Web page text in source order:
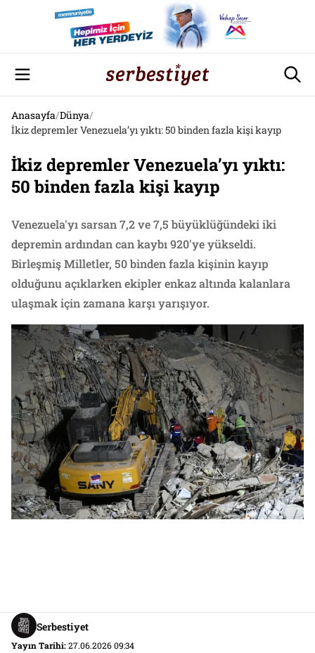
Anasayfa/Dünya/
İkiz depremler Venezuela’yı yıktı: 50 binden fazla kişi kayıp
İkiz depremler Venezuela’yı yıktı:
50 binden fazla kişi kayıp
Venezuela'yı sarsan 7,2 ve 7,5 büyüklüğündeki iki
depremin ardından can kaybı 920'ye yükseldi.
Birleşmiş Milletler, 50 binden fazla kişinin kayıp
olduğunu açıklarken ekipler enkaz altında kalanlara
ulaşmak için zamana karşı yarışıyor.
Serbestiyet
Yayın Tarihi:27.06.2026 09:34